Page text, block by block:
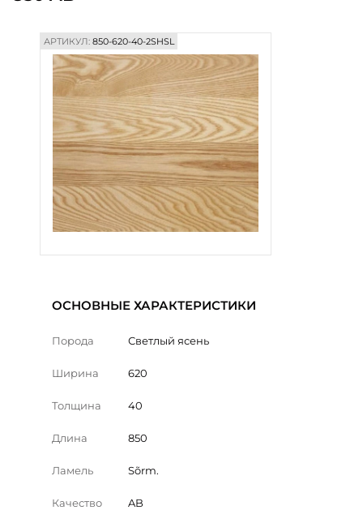
АРТИКУЛ:850-620-40-2SHSL
ОСНОВНЫЕ ХАРАКТЕРИСТИКИ
Порода Светлый ясень
Ширина 620
Толщина 40
Длина 850
Ламель Sõrm.
Качество AB